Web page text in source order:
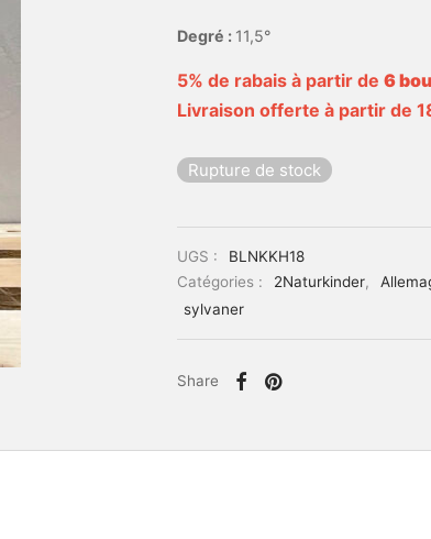
Degré : 11,5°
5% de rabais à partir de 6
Livraison offerte à partir de
Rupture de stock
UGS :
BLNKKH18
Catégories :
2Naturkinder,
sylvaner
Share